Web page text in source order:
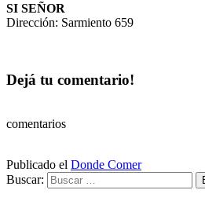
SI SEÑOR
Dirección: Sarmiento 659
Dejá tu comentario!
comentarios
Publicado el Donde Comer
Buscar: